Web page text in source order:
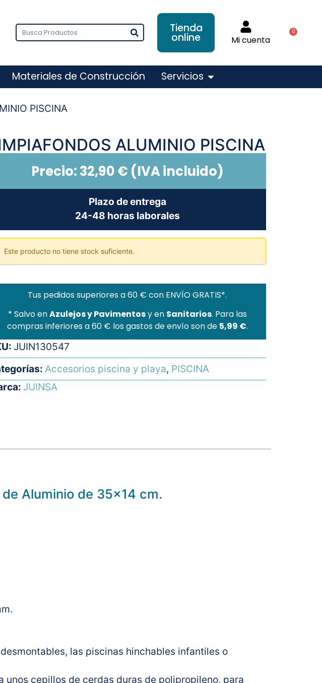
Tienda
online Mi cuenta
0
Materiales de Construcción Servicios
PISCINA
ALUMINIO PISCINA
Precio:32,90€ (IVA incluido)
Plazo de entrega
24-48 horas laborales
Este producto no tiene stock suficiente.
Tus pedidos superiores a 60 € con ENVÍO GRATIS*.
* Salvo enAzulejos y Pavimentosy en Sanitarios. Para las
compras inferiores a 60 € los gastos de envío son de 5,99 €.
JUIN130547
Accesorios piscina y playa, PISCINA
JUINSA
Aluminio de 35×14 cm.
las piscinas hinchables infantiles o
unos cepillos de cerdas duras de polipropileno, para